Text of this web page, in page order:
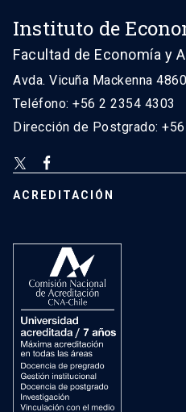
Instituto de
Facultad de Economía y
Avda. Vicuña Mackenna
Teléfono: +56 2 2354 4303
Dirección de Postgrado:
ACREDITACIÓN